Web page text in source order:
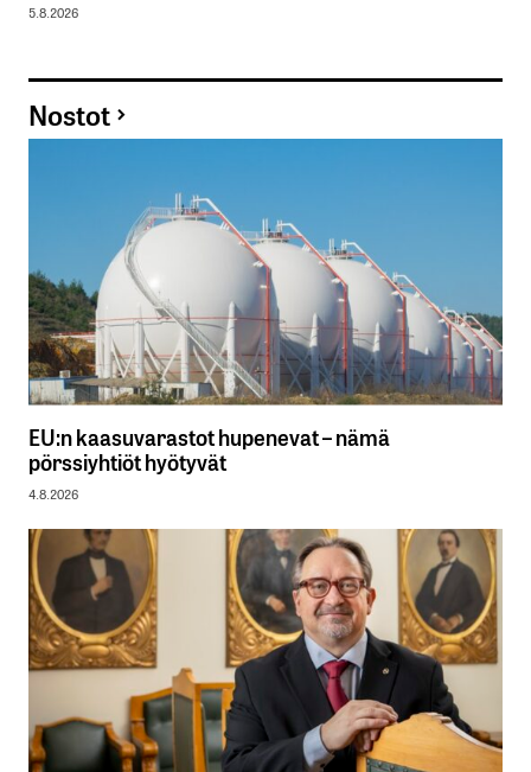
5.8.2026
Nostot
EU:n kaasuvarastot hupenevat – nämä
pörssiyhtiöt hyötyvät
4.8.2026